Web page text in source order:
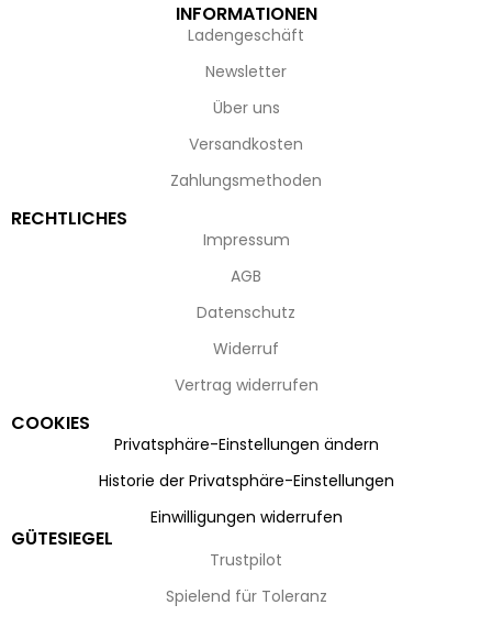
INFORMATIONEN
Ladengeschäft
Newsletter
Über uns
Versandkosten
Zahlungsmethoden
RECHTLICHES
Impressum
AGB
Datenschutz
Widerruf
Vertrag widerrufen
COOKIES
Privatsphäre-Einstellungen ändern
Historie der Privatsphäre-Einstellungen
Einwilligungen widerrufen
GÜTESIEGEL
Trustpilot
Spielend für Toleranz